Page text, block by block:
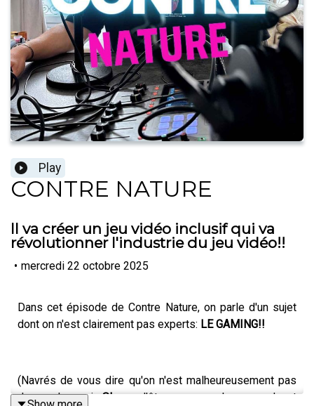
Play
CONTRE NATURE
ll va créer un jeu vidéo inclusif qui va
révolutionner l'industrie du jeu vidéo!!
• mercredi 22 octobre 2025
Dans cet épisode de Contre Nature, on parle d'un sujet
dont on n'est clairement pas experts: LE GAMING!!
(Navrés de vous dire qu'on n'est malheureusement pas
des geeks, maisSIvous l'êtes pas non plus, ce podcast